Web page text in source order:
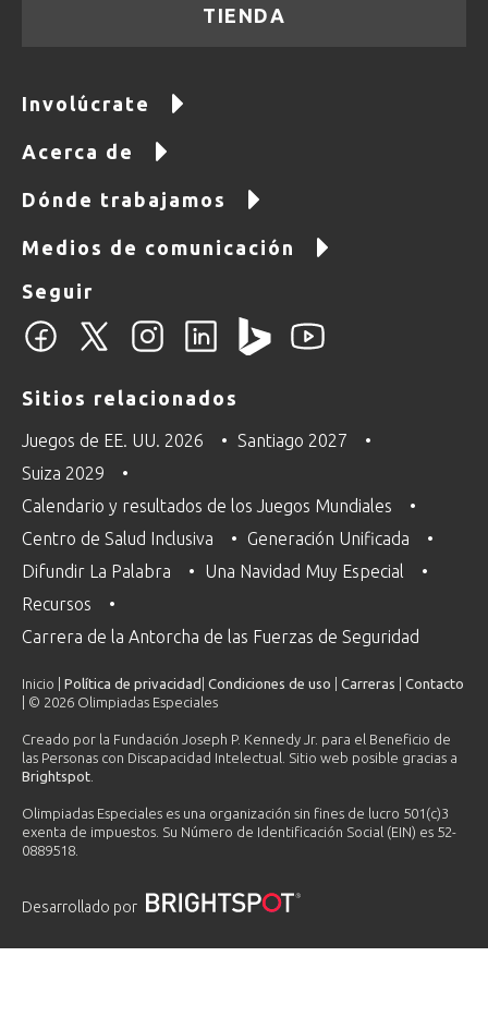
TIENDA
Involúcrate
Acerca de
Dónde trabajamos
Medios de comunicación
Seguir
Sitios relacionados
Juegos de EE. UU. 2026
Santiago 2027
Suiza 2029
Calendario y resultados de los Juegos Mundiales
Centro de Salud Inclusiva
Generación Unificada
Difundir La Palabra
Una Navidad Muy Especial
Recursos
Carrera de la Antorcha de las Fuerzas de Seguridad
Inicio | Política de privacidad Condiciones de uso Carreras
Contacto
| © 2026 Olimpiadas Especiales
Creado por la Fundación Joseph P. Kennedy Jr. para el Beneficio de
las Personas con Discapacidad Intelectual. Sitio web posible gracias a
Brightspot
Olimpiadas Especiales es una organización sin fines de lucro 501(c)3
exenta de impuestos. Su Número de Identificación Social (EIN) es 52-
0889518.
Desarrollado por